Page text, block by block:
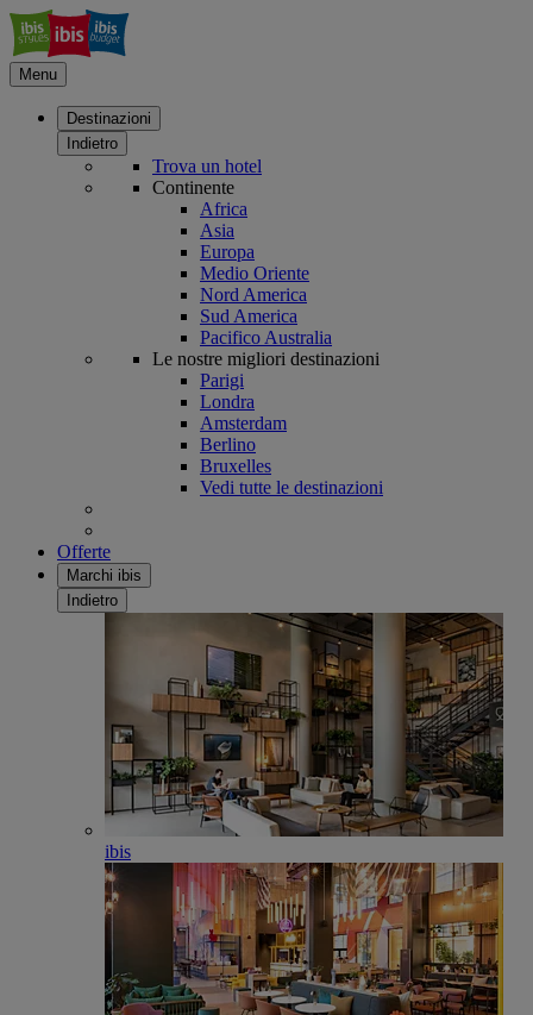
Menu
Destinazioni
Indietro
Trova un hotel
Continente
Africa
Asia
Europa
Medio Oriente
Nord America
Sud America
Pacifico Australia
Le nostre migliori destinazioni
Parigi
Londra
Amsterdam
Berlino
Bruxelles
Vedi tutte le destinazioni
Offerte
Marchi ibis
Indietro
ibis